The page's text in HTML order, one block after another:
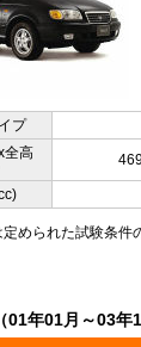
プ
全高
められた試験条件
01年01月～03